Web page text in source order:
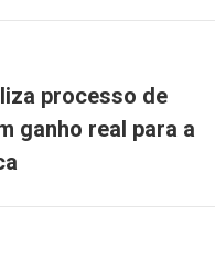
processo de
ganho real para a